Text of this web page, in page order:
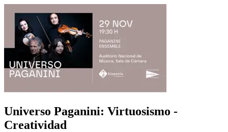
Universo Paganini: Virtuosismo -
Creatividad